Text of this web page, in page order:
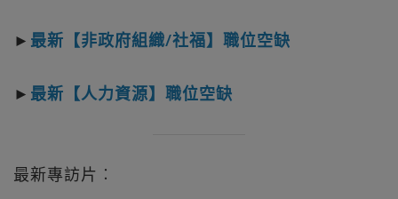
► 最新【非政府組織/社福】職位空缺
► 最新【人力資源】職位空缺
最新專訪片︰